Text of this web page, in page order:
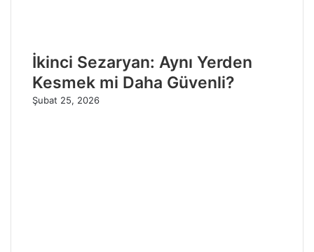
İkinci Sezaryan: Aynı Yerden
Kesmek mi Daha Güvenli?
Şubat 25, 2026